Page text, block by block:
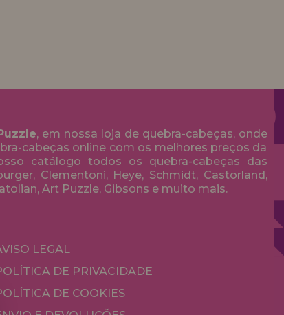
, em nossa loja de quebra-cabeças, onde
cabeças online com os melhores preços da
catálogo todos os quebra-cabeças das
Clementoni, Heye, Schmidt, Castorland,
Art Puzzle, Gibsons e muito mais.
LEGAL
DE PRIVACIDADE
DE COOKIES